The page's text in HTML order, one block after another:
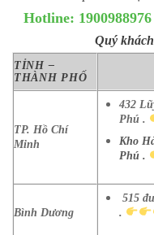
Hotline:
Quý
TỈNH –
THÀNH PHỐ
TP. Hồ Chí
Minh
432
Phú .
Kho
Phú .
Bình Dương
515
.